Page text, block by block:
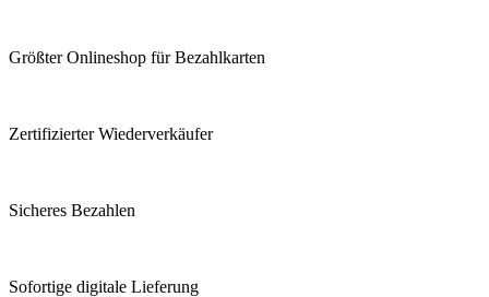
Größter Onlineshop für Bezahlkarten
Zertifizierter Wiederverkäufer
Sicheres Bezahlen
Sofortige digitale Lieferung